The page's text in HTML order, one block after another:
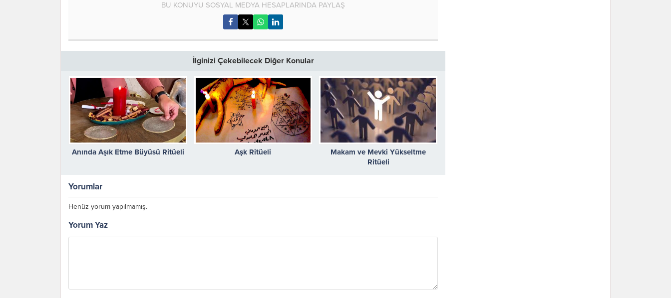
BU KONUYU SOSYAL MEDYA HESAPLARINDA PAYLAŞ
İlginizi Çekebilecek Diğer Konular
Anında Aşık Etme Büyüsü Ritüeli Aşk Ritüeli
Makam ve Mevki Yükseltme
Ritüeli
Yorumlar
Henüz yorum yapılmamış.
Yorum Yaz